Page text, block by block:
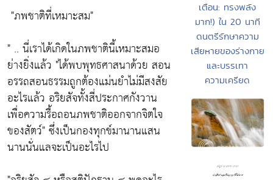
"ภพชาติที่เหมาะสม"
" .. นี่เราได้เกิดในภพชาตินี้เหมาะสมอ
ย่างยิ่งแล้ว "ได้พบพุทธศาสนาด้วย สอน
อรรถสอนธรรมถูกต้องแม่นยำไม่มีสงสัย
อะไรแล้ว อริยสัจทั้งสี่ประกาศกังวาน
เพื่อความรื้อถอนภพชาติออกจากจิตใจ
ของสัตว์"ซึ่งเป็นกองทุกข์มานานแสน
นานนั่นแลจะเป็นอะไรไป
เตือน: ทรงพลัง
มาก!) ใน 20 นาที
ดนตรีรักษาความ
เสียหายของร่างกาย
และบรรเทา
ความเครียด